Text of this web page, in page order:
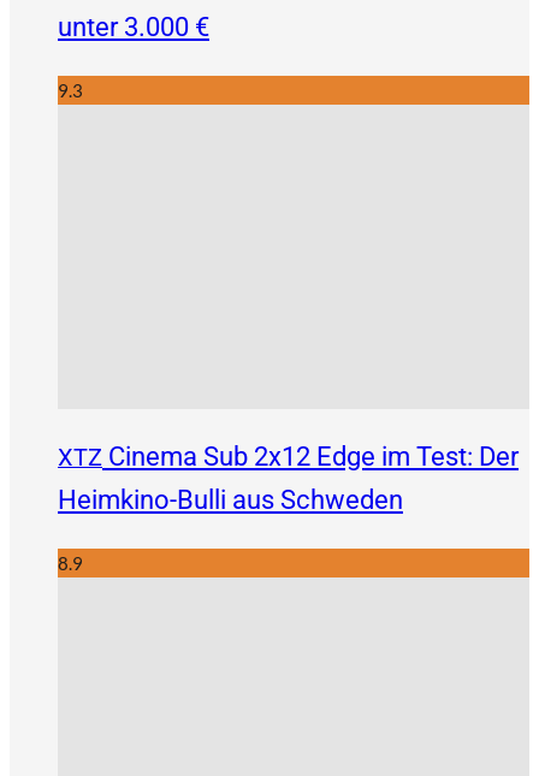
unter 3.000 €
9.3
XTZ Cinema Sub 2x12 Edge im Test: Der
Heimkino-Bulli aus Schweden
8.9